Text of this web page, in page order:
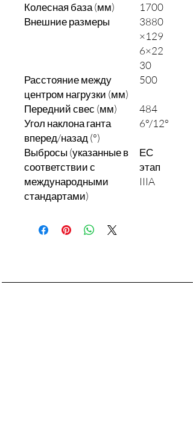
Колесная база (мм)
1700
Внешние размеры
3880
×129
6×22
30
Расстояние между
центром нагрузки (мм)
500
Передний свес (мм)
484
Угол наклона ганта
вперед/назад (°)
6°/12°
Выбросы (указанные в
соответствии с
международными
стандартами)
ЕС
этап
IIIA